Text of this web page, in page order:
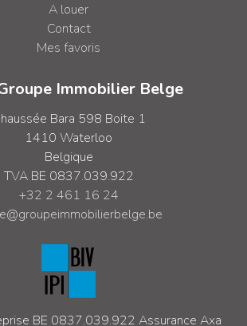
A louer
Contact
Mes favoris
Immobilier Belge
Bara 598 Boite 1
1410 Waterloo
Belgique
TVA BE 0837.039.922
+32 2 461 16 24
BE 0837.039.922 Assurance Axa